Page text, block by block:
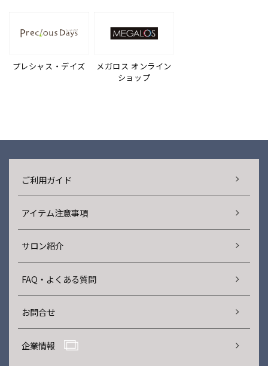
プレシャス・デイズ
メガロス オンライン
ショップ
ご利用ガイド
アイテム注意事項
サロン紹介
FAQ・よくある質問
お問合せ
企業情報